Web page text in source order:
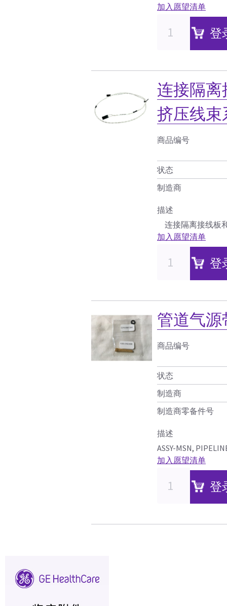
加入愿望清单
登
连接隔
挤压线束
商品编号
状态
制造商
描述
连接隔离接线板
加入愿望清单
登
管道气源
商品编号
状态
制造商
制造商零备件号
描述
ASSY-MSN,
加入愿望清单
登